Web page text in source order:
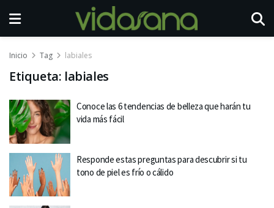
Inicio Tag labiales
Etiqueta: labiales
Conoce las 6 tendencias de belleza que harán tu
vida más fácil
Responde estas preguntas para descubrir si tu
tono de piel es frío o cálido